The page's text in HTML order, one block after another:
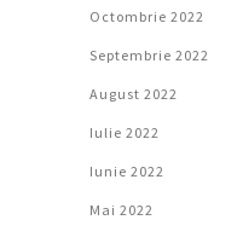
Octombrie 2022
Septembrie 2022
August 2022
Iulie 2022
Iunie 2022
Mai 2022